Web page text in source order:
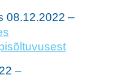
08.12.2022 –
–